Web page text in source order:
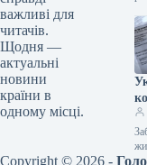
важливі для
читачів.
Щодня —
актуальні
новини
країни в
одному місці.
Copyright © 2026 -